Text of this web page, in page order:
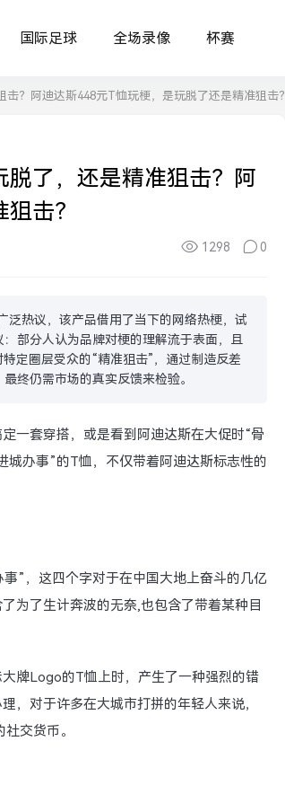
国际足球 全场录像 杯赛
？阿迪达斯448元T恤玩梗，是玩脱了还是精准狙击？
了，还是精准狙击？阿
击？
1298 0
泛热议，该产品借用了当下的网络热梗，试
部分人认为品牌对梗的理解流于表面，且
定圈层受众的“精准狙击”，通过制造反差
终仍需市场的真实反馈来检验。
一套穿搭，或是看到阿迪达斯在大促时“骨
办事”的T恤，不仅带着阿迪达斯标志性的
”，这四个字对于在中国大地上奋斗的几亿
为了生计奔波的无奈,也包含了带着某种目
牌Logo的T恤上时，产生了一种强烈的错
，对于许多在大城市打拼的年轻人来说，
交货币。